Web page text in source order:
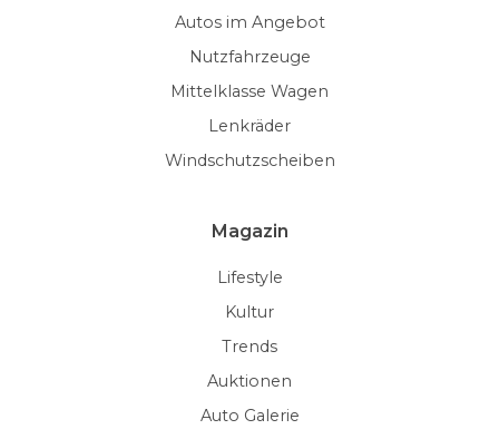
Autos im Angebot
Nutzfahrzeuge
Mittelklasse Wagen
Lenkräder
Windschutzscheiben
Magazin
Lifestyle
Kultur
Trends
Auktionen
Auto Galerie